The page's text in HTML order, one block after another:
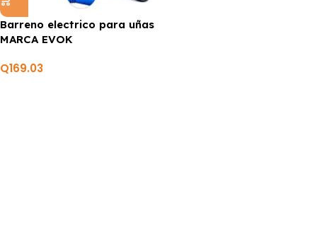
Barreno electrico para uñas
MARCA EVOK
Q169.03